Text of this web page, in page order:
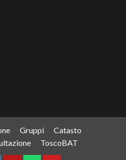
Gruppi
Catasto
ToscoBAT